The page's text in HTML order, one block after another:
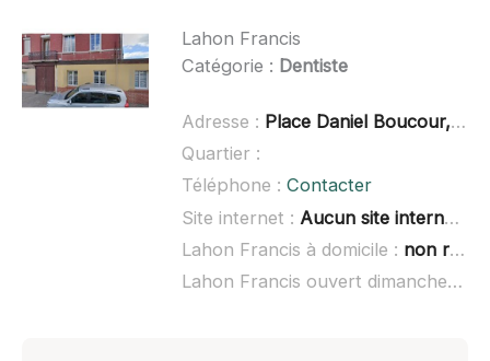
Lahon Francis
Catégorie : Dentiste
Adresse : Place Daniel Boucour, 76890 Val-de-Saâne
Quartier :
Téléphone : Contacter
Site internet : Aucun site internet connu
Lahon Francis à domicile : non renseigné
Lahon Francis ouvert dimanche :